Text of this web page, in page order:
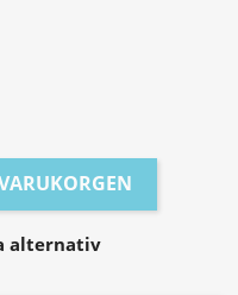
alternativ